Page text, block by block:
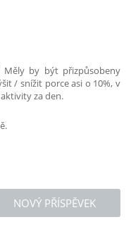
Měly by být přizpůsobeny
/ snížit porce asi o 10%, v
za den.
NOVÝ PŘÍSPĚVEK